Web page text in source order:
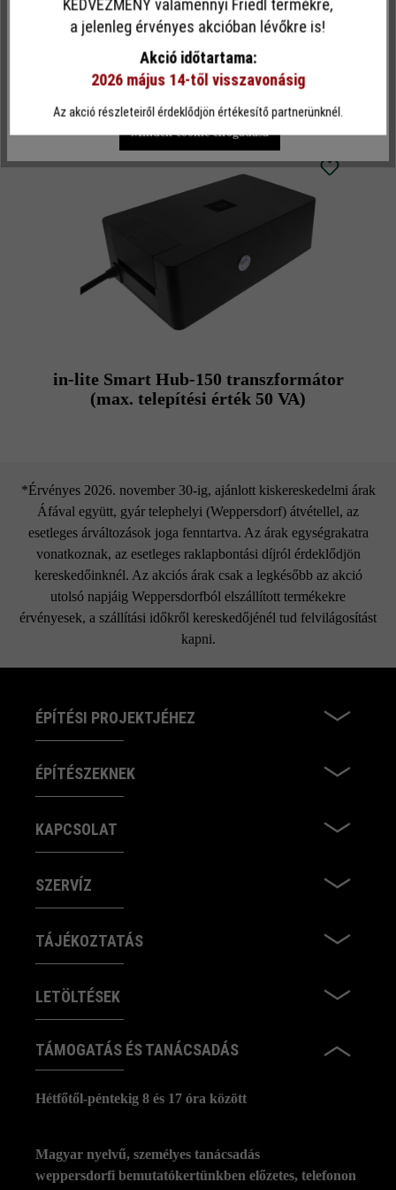
Zubehör
in-lite Smart Hub-150 transzformátor
(max. telepítési érték 50 VA)
*Érvényes 2026. november 30-ig, ajánlott kiskereskedelmi árak
Áfával együtt, gyár telephelyi (Weppersdorf) átvétellel, az
esetleges árváltozások joga fenntartva. Az árak egységrakatra
vonatkoznak, az esetleges raklapbontási díjról érdeklődjön
kereskedőinknél. Az akciós árak csak a legkésőbb az akció
utolsó napjáig Weppersdorfból elszállított termékekre
érvényesek, a szállítási időkről kereskedőjénél tud felvilágosítást
kapni.
ÉPÍTÉSI PROJEKTJÉHEZ
ÉPÍTÉSZEKNEK
KAPCSOLAT
SZERVÍZ
TÁJÉKOZTATÁS
LETÖLTÉSEK
TÁMOGATÁS ÉS TANÁCSADÁS
Hétfőtől-péntekig 8 és 17 óra között
Magyar nyelvű, személyes tanácsadás
weppersdorfi bemutatókertünkben előzetes, telefonon
Ez a webhely cookie-kat használ, hogy a lehető legjobb
funkcionalitást kínálja Önnek...További információ
Egyéni beállítások Csak funkcionális cookie elfogadása
Minden cookie elfogadása
KEDVEZMÉNY valamennyi Friedl termékre,
a jelenleg érvényes akcióban lévőkre is!
Akció időtartama:
2026 május 14-től visszavonásig
Az akció részleteiről érdeklődjön értékesítő partnerünknél.